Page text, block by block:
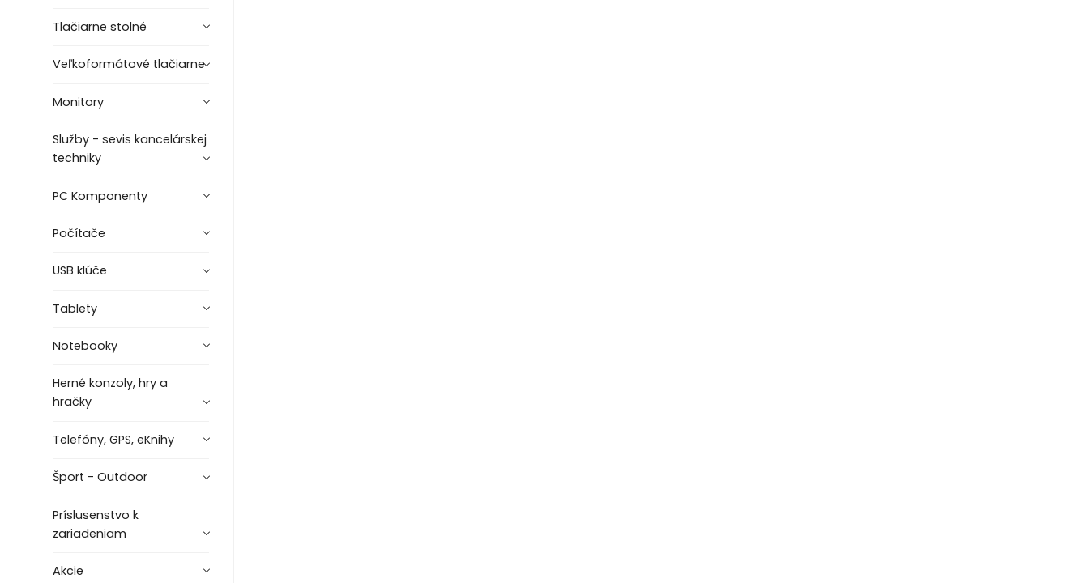
Tlačiarne stolné
Veľkoformátové tlačiarne
Monitory
Služby - sevis kancelárskej
techniky
PC Komponenty
Počítače
USB klúče
Tablety
Notebooky
Herné konzoly, hry a
hračky
Telefóny, GPS, eKnihy
Šport - Outdoor
Príslusenstvo k
zariadeniam
Akcie